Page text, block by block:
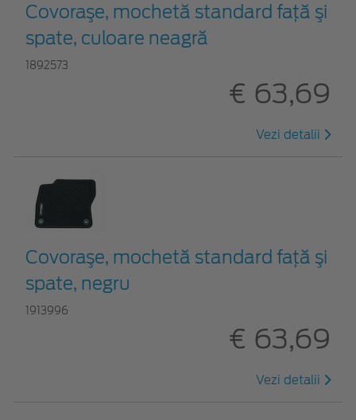
Covoraşe, mochetă standard faţă şi
spate, culoare neagră
1892573
€ 63,69
Vezi detalii
Covoraşe, mochetă standard faţă şi
spate, negru
1913996
€ 63,69
Vezi detalii